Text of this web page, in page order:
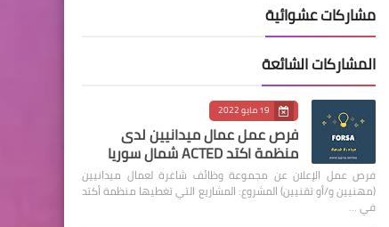
مشاركات عشوائية
المشاركات الشائعة
19 مايو 2022
فرص عمل عمال ميدانيين لدى
منظمة اكتد ACTED شمال سوريا
فرص عمل الإعلان عن مجموعة وظائف شاغرة لعمال ميدانيين
(مهنيين و/أو تقنيين) المشروع: المشاريع التي تغطيها منظمة أكتد
في …